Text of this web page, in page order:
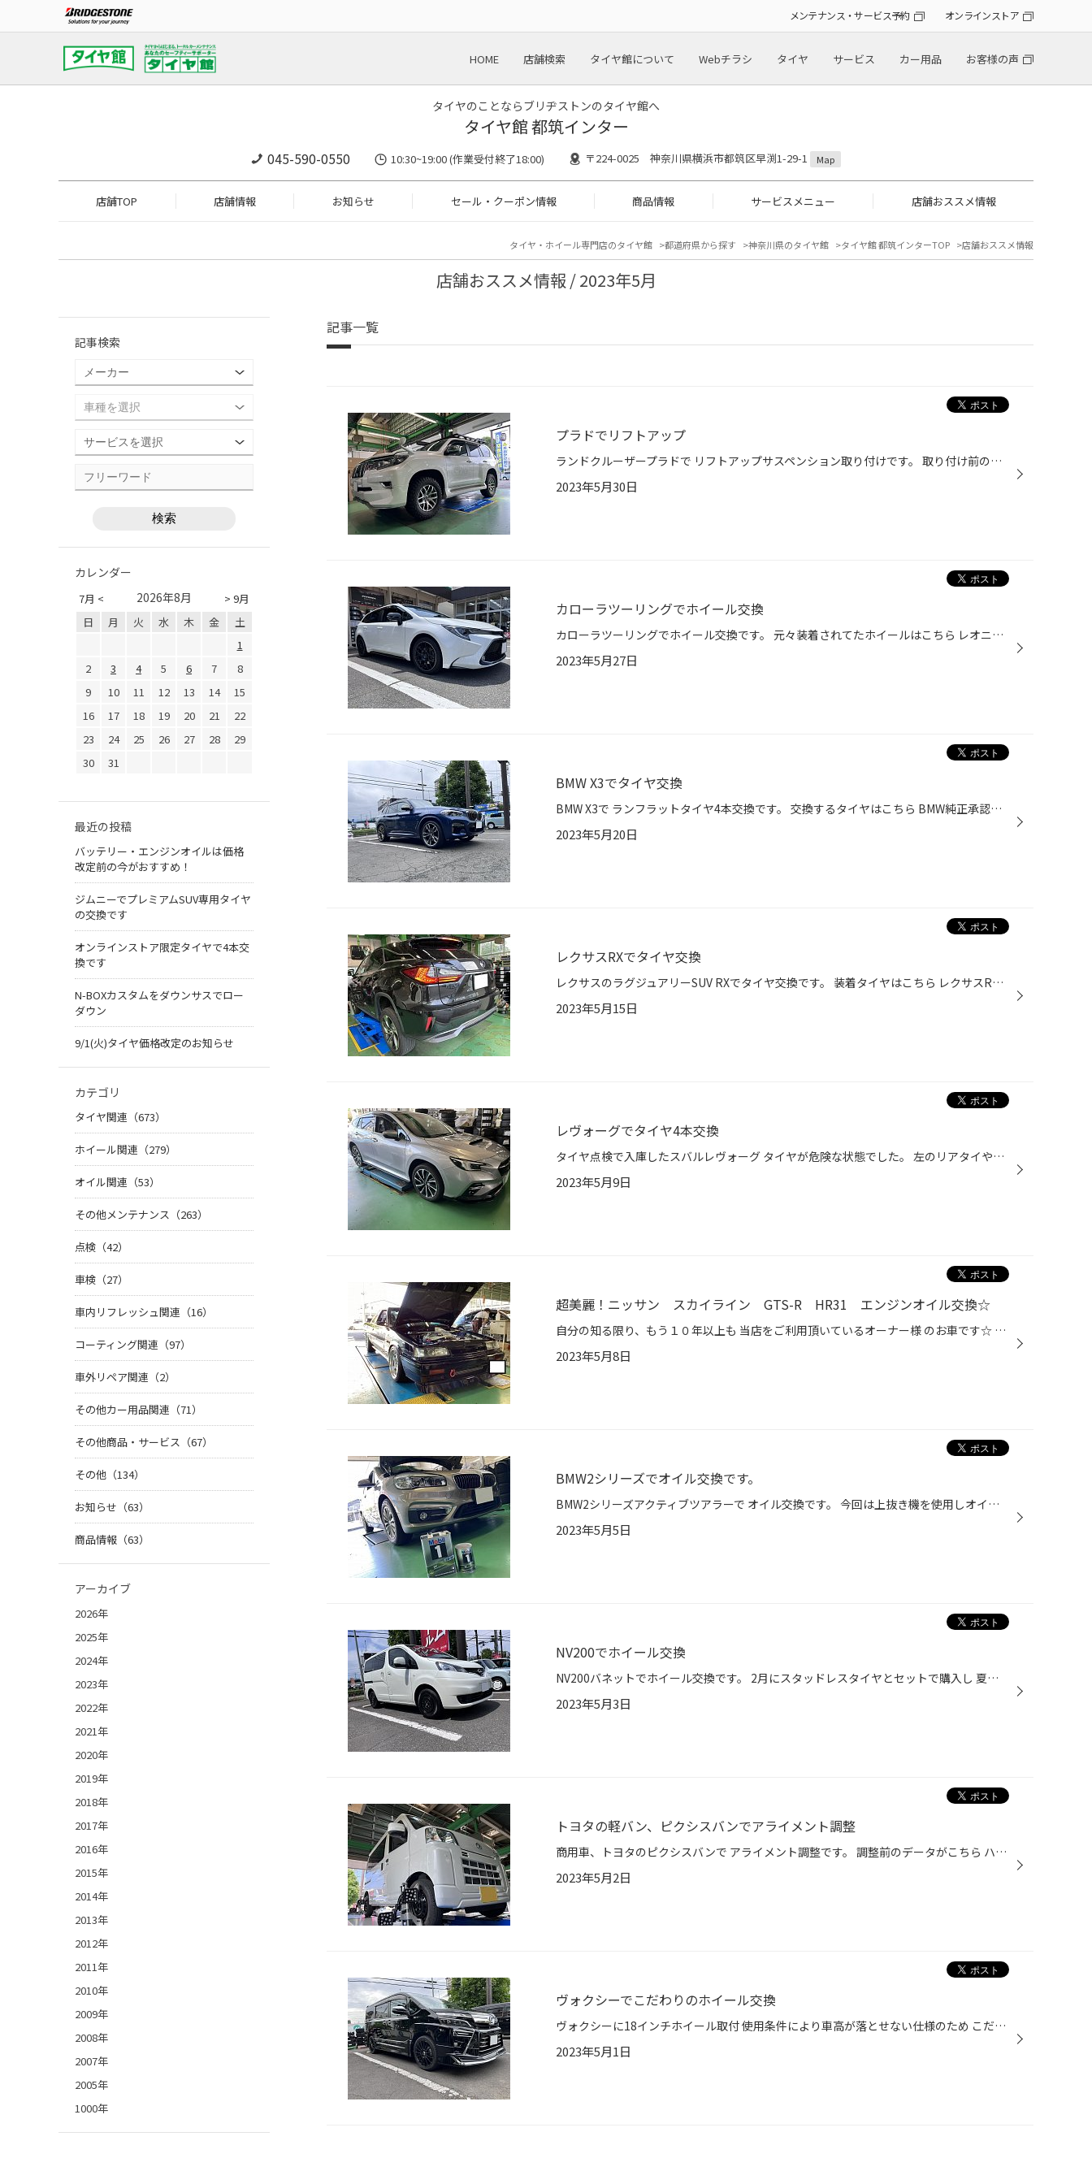
メンテナンス・サービス予約 オンラインストア
HOME 店舗検索 タイヤ館について Webチラシ タイヤ サービス カー用品 お客様の声
タイヤのことならブリヂストンのタイヤ館へ
タイヤ館 都筑インター
045-590-0550 10:30~19:00 (作業受付終了18:00) 〒224-0025 神奈川県横浜市都筑区早渕1-29-1 Map
店舗TOP 店舗情報 お知らせ セール・クーポン情報 商品情報 サービスメニュー 店舗おススメ情報
タイヤ・ホイール専門店のタイヤ館 都道府県から探す 神奈川県のタイヤ館 タイヤ館 都筑インターTOP 店舗おススメ情報
店舗おススメ情報 / 2023年5月
記事一覧
プラドでリフトアップ
ランドクルーザープラドで リフトアップサスペンション取り付けです。 取り付け前のノーマル車高です。 ルーフラックが装着されているので 日常使用するのに問題ない高さにアップします。 装着する足廻りは JAOSバトルズリフトアップセットver.A フロント取り付け後です。 フロントは車高調になって...
2023年5月30日
カローラツーリングでホイール交換
カローラツーリングでホイール交換です。 元々装着されてたホイールはこちら レオニスナビア06 17x7.0 47 5-100 MBP こちらが交換後です。 タイヤはそのまま流用しホイールのみ交換です 装着ホイールはこちら ウェッズスポーツ SA-27R 17x7.5 48 5-100 WBC ホイール幅が0.5インチ太くなるだけで 見...
2023年5月27日
BMW X3でタイヤ交換
BMW X3で ランフラットタイヤ4本交換です。 交換するタイヤはこちら BMW純正承認ランフラットタイヤ アレンザ001 サイズは驚きの21インチ‼︎ フロントが245/40R21 リアは太めの275/35R21 先日レクサスで純正20インチでしたが それよりも大きいホイールが純正です。 こんな大口径ランフラットタイヤで...
2023年5月20日
レクサスRXでタイヤ交換
レクサスのラグジュアリーSUV RXでタイヤ交換です。 装着タイヤはこちら レクサスRXの純正タイヤ デューラーH/L33 235/55R20 交換完了です。 さすがRX、ホイールもラグジュアリーです。 交換後のタイヤです。 純正20インチ、タイヤ大口径もここまできました 空気圧センサーが空気圧調整するバルブに...
2023年5月15日
レヴォーグでタイヤ4本交換
タイヤ点検で入庫したスバルレヴォーグ タイヤが危険な状態でした。 左のリアタイやにピンチカットが… これはタイヤの裏が裂け、そこをエアが押し出し コブ状になってる状態で非常に危険です。 ピンチカット部のちょっと下 リムガードの内側奥にも傷がありました。 そのまま使用するのは危険な為、...
2023年5月9日
超美麗！ニッサン スカイライン GTS-R HR31 エンジンオイル交換☆
自分の知る限り、もう１０年以上も 当店をご利用頂いているオーナー様 のお車です☆ いつ見てもヨダレもののただならぬ 雰囲気と美しさを保ち続けておいで です!!! ただでさえ、限定８００台生産の上 に内外装ともに抜け目なく手が加え られております☆ またR30 トミカスカイラインの シルエットフォ...
2023年5月8日
BMW2シリーズでオイル交換です。
BMW2シリーズアクティブツアラーで オイル交換です。 今回は上抜き機を使用しオイルを抜いていきます こちらの車両はディーゼルエンジンなので だいぶ真っ黒に見えますね。 オイルは5リットルほど抜けました。 このエンジンはオイルレベルゲージも ついてる車両です。 使用するオイルはこちら モー...
2023年5月5日
NV200でホイール交換
NV200バネットでホイール交換です。 2月にスタッドレスタイヤとセットで購入し 夏タイヤを新しいホイールに組み付けました。 装着ホイールはこちら MLJ X-TREAM J RUGGED 14x5.0 42 4/114 サテンブラック JWL/JWL-T/VIA 規格適合してるので 商用車でも安心して取付できます。 最近はタイヤも多種多...
2023年5月3日
トヨタの軽バン、ピクシスバンでアライメント調整
商用車、トヨタのピクシスバンで アライメント調整です。 調整前のデータがこちら ハンドルセンターに合わせると フロントのトゥが大きく左側に向いてます。 調整箇所はこちら タイロッドによるフロントトゥ調整です。 フロントのトゥ以外は調整箇所はありません。 それでは調整していきましょう。 ...
2023年5月2日
ヴォクシーでこだわりのホイール交換
ヴォクシーに18インチホイール取付 使用条件により車高が落とせない仕様のため こだわりのチョイスです。 装着ホイールはこちら エンケイチューニング FC01 18×7.0 48 5/114 セミグラスブラック こだわりポイントは 艶消しブラックのフィンデザインで 大きく見えるデザイン。 車体のメッキパーツを...
2023年5月1日
記事検索
カレンダー
7月 < > 9月
2026年8月
日 月 火 水 木 金
土
1
2
3 4 5 6 7
8
9
10 11 12 13 14
15
16
17 18 19 20 21
22
23
24 25 26 27 28
29
30
31
最近の投稿
バッテリー・エンジンオイルは価格
改定前の今がおすすめ！
ジムニーでプレミアムSUV専用タイヤ
の交換です
オンラインストア限定タイヤで4本交
換です
N-BOXカスタムをダウンサスでロー
ダウン
9/1(火)タイヤ価格改定のお知らせ
カテゴリ
タイヤ関連（673）
ホイール関連（279）
オイル関連（53）
その他メンテナンス（263）
点検（42）
車検（27）
車内リフレッシュ関連（16）
コーティング関連（97）
車外リペア関連（2）
その他カー用品関連（71）
その他商品・サービス（67）
その他（134）
お知らせ（63）
商品情報（63）
アーカイブ
2026年
2025年
2024年
2023年
2022年
2021年
2020年
2019年
2018年
2017年
2016年
2015年
2014年
2013年
2012年
2011年
2010年
2009年
2008年
2007年
2005年
1000年